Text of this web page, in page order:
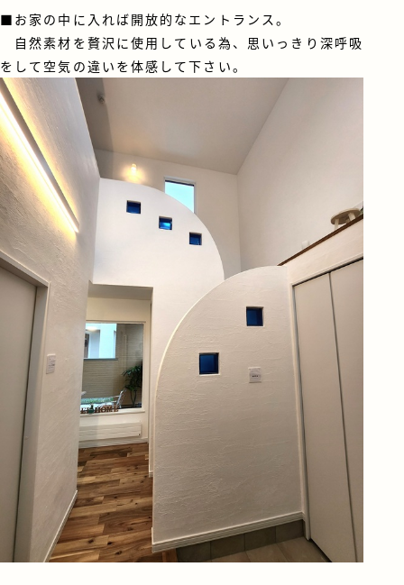
■お家の中に入れば開放的なエントランス。
自然素材を贅沢に使用している為、思いっきり深呼吸
をして空気の違いを体感して下さい。